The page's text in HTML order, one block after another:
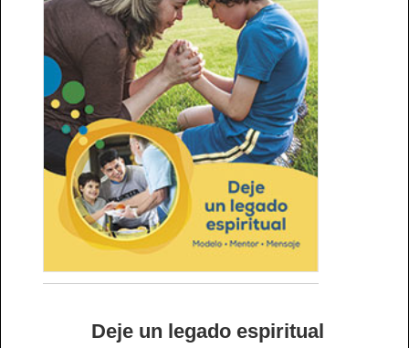
Deje un legado espiritual